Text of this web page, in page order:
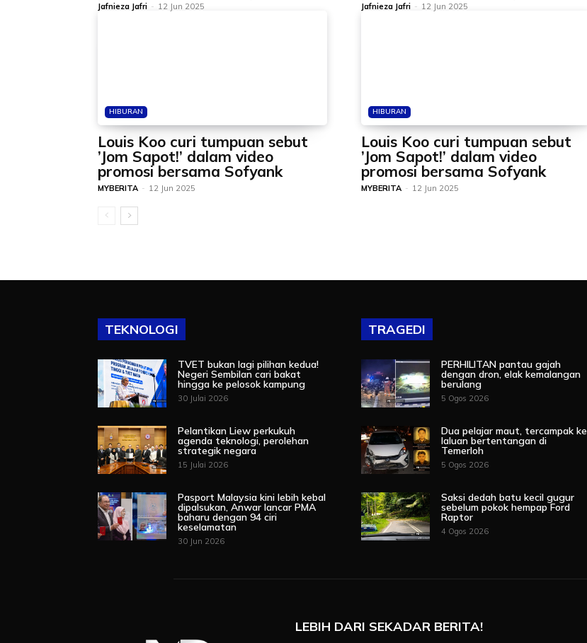
Jafnieza Jafri - 12 Jun 2025 Jafnieza Jafri - 12 Jun 2025
HIBURAN
Louis Koo curi tumpuan sebut
’Jom Sapot!’ dalam video
promosi bersama Sofyank
MYBERITA - 12 Jun 2025
HIBURAN
Louis Koo curi tumpuan sebut
’Jom Sapot!’ dalam video
promosi bersama Sofyank
MYBERITA - 12 Jun 2025
TEKNOLOGI
TVET bukan lagi pilihan kedua!
Negeri Sembilan cari bakat
hingga ke pelosok kampung
30 Julai 2026
Pelantikan Liew perkukuh
agenda teknologi, perolehan
strategik negara
15 Julai 2026
Pasport Malaysia kini lebih kebal
dipalsukan, Anwar lancar PMA
baharu dengan 94 ciri
keselamatan
30 Jun 2026
TRAGEDI
PERHILITAN pantau gajah
dengan dron, elak kemalangan
berulang
5 Ogos 2026
Dua pelajar maut, tercampak ke
laluan bertentangan di
Temerloh
5 Ogos 2026
Saksi dedah batu kecil gugur
sebelum pokok hempap Ford
Raptor
4 Ogos 2026
LEBIH DARI SEKADAR BERITA!